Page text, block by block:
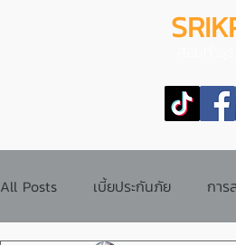
All Posts เบี้ยประกันภัย การ